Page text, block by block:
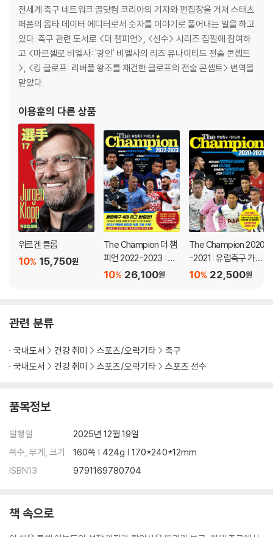
관중들이 경기장에 돌아온 2021-22시즌, 리버풀은 다시 엄청난 경기력을
보이며, 자신들이 왜 최고의 팀인지 다시 한번 증명했다. 리버풀은 참가하
는 모든 경기에서 뛰어난 모습을 보이며 리그컵과 FA컵에서 우승했고, 아
놀드는 23세 219일의 나이에 잉글랜드 구단 소속으로 참가할 수 있는 모
든 최고 대회의 정상에 오르는 역사를 썼다. 그러나 다음 시즌 리버풀은 빈
약한 선수 보강으로 인해 초반부터 고난을 겪었다. 리버풀에는 변화가 절
바로 트렌트를 인버티드 풀백으로 활용해 후방 플레이메이커 역할을 맡기
는 것이었다. 비록 리버풀은 4위권 진입에 실패하였으나, 트렌트가 인버티
드 풀백으로 활약한 시즌 마지막 10경기에서 리버풀은 7승 3무의 좋은 성
적을 거두는 데 성공하며, 또 하나의 가능성을 제시하며 시즌을 마무리 지
었다. 그 이후, 트렌트는 계속해서 좋은 모습을 보여주며, 리버풀의 에이스
로 거듭났다. 그러나 시작이 있으면 언제나 끝도 있듯, 트렌트는 자신의 또
다른 하나의 꿈을 이루기로 마음먹었다. 바로 풀백으로서 최초로 발롱도르
수상자가 되는 것이었다. 그는 2024-25 시즌 리버풀의 우승을 결정지은
후, 인터뷰에서 새로운 도전을 위해 정들었던 팀을 떠나기로 결정했다고
발표하며, 레알 마드리드에서 새로운 도전을 시작하게 되었다. 『선수 25 -
트렌트 알렉산더 아놀드와 인버티드 풀백』은 리버풀이라는 도시에서 자란
전세계 축구 네트워크 골닷컴 코리아의 기자와 편집장을 거쳐 스태츠
퍼폼의 옵타 데이터 에디터로서 숫자를 이야기로 풀어내는 일을 하고
있다. 축구 관련 도서로 <더 챔피언>, <선수> 시리즈 집필에 참여하
고 <마르셀로 비엘사: '광인' 비엘사의 리즈 유나이티드 전술 콘셉트
>, <킹 클로프: 리버풀 왕조를 재건한 클로프의 전술 콘셉트> 번역을
맡았다.
이용훈의 다른 상품
위르겐 클롭
15,750원
10%
The Champion 더 챔
피언 2022-2023 : 유
럽축구 가이드북
26,100원
10%
The Champion 2020
-2021 : 유럽축구 가이
드북 22,500원
10%
관련 분류
국내도서 건강 취미 스포츠/오락기타
축구
국내도서
건강 취미 스포츠/오락기타 스포츠 선수
품목정보
발행일
2025년 12월 19일
쪽수, 무게, 크기
160쪽 | 424g | 170*240*12mm
ISBN13
9791169780704
책 속으로